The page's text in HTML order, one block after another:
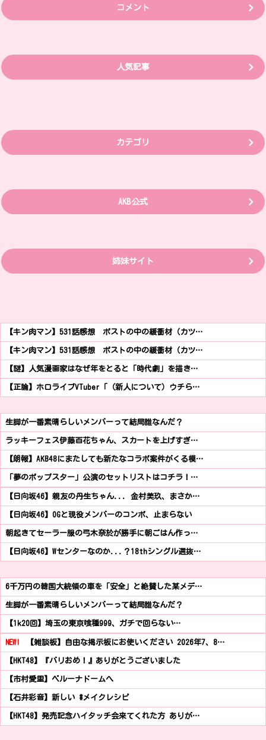
コメント
人気記事
カテゴリ
AKB公式
姉妹サイト
【キン肉マン】531話感想 ポストの中の緩衝材（カツ…
【キン肉マン】531話感想 ポストの中の緩衝材（カツ…
【謎】人気漫画家はなぜ年をとると「時代劇」を描き…
【正論】ホロライブVTuber「（新人について）ウチら…
生脚が一番素晴らしいメンバーって結局誰なんだ？
ラッキーフェス伊藤百花ちゃん、スカートを上げすぎ…
【朗報】AKB48にまたしても新たなコラボ案件がくる模…
「夢のポップスター」公演のセットリストはコチラ！…
【日向坂46】親友の丹生ちゃん... 金村美玖、まさか…
【日向坂46】OGと現役メンバーのコンボ、止まらない
朝起きてセーラー服の弓木奈於が勝手に朝ごはん作っ…
【日向坂46】Wセンターなのか...？18thシングル選抜…
6千万円の韓国大統領の車を「安全」と絶賛した某メデ…
生脚が一番素晴らしいメンバーって結局誰なんだ？
【1k20回】埼玉の東京喰種999、ガチで回らない…
NEW! 【雑談板】自由な掲示板にお使いください 2026年7、8…
【HKT48】『バリおめ！』ありがとうございました
【市村愛里】ベルーナドームへ
【石井彩音】新しい #メイクレシピ
【HKT48】発売記念ハイタッチ会来てくれた方 ありが…